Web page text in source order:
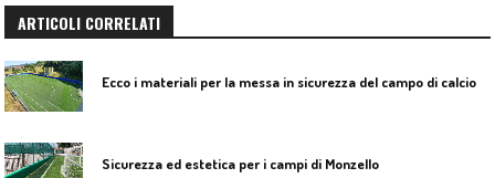
ARTICOLI CORRELATI
Sicurezza ed estetica per i campi di Monzello